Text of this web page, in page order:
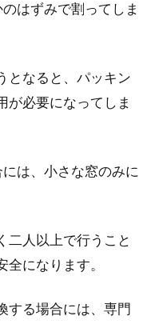
はずみで割ってしま
となると、パッキン
が必要になってしま
は、小さな窓のみに
二人以上で行うこと
になります。
する場合には、専門